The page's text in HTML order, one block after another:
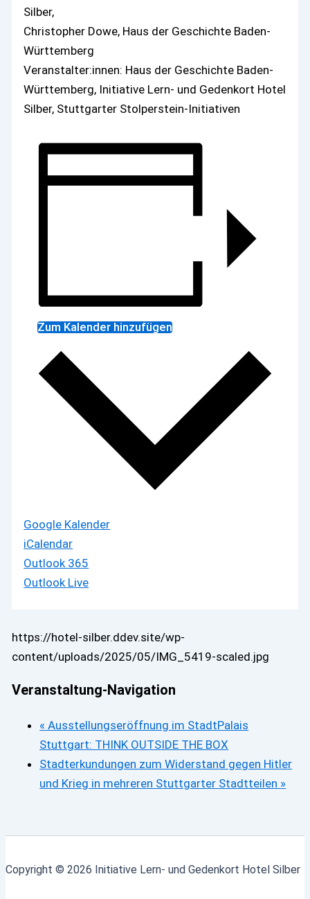
Silber,
Christopher Dowe, Haus der Geschichte Baden-
Württemberg
Veranstalter:innen: Haus der Geschichte Baden-
Württemberg, Initiative Lern- und Gedenkort Hotel
Silber, Stuttgarter Stolperstein-Initiativen
Zum Kalender hinzufügen
Google Kalender
iCalendar
Outlook 365
Outlook Live
https://hotel-silber.ddev.site/wp-
content/uploads/2025/05/IMG_5419-scaled.jpg
Veranstaltung-Navigation
« Ausstellungseröffnung im StadtPalais
Stuttgart: THINK OUTSIDE THE BOX
Stadterkundungen zum Widerstand gegen Hitler
und Krieg in mehreren Stuttgarter Stadtteilen »
Copyright © 2026 Initiative Lern- und Gedenkort Hotel Silber